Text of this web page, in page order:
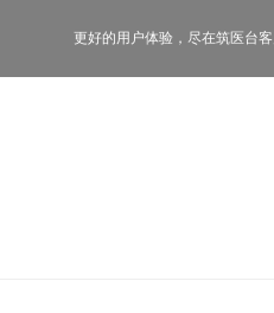
更好的用户体验， 尽在筑医台